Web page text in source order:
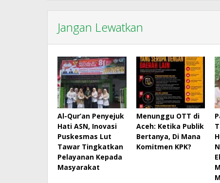
Jangan Lewatkan
Al-Qur’an Penyejuk
Hati ASN, Inovasi
Puskesmas Lut
Tawar Tingkatkan
Pelayanan Kepada
Masyarakat
Menunggu OTT di
Aceh: Ketika Publik
Bertanya, Di Mana
Komitmen KPK?